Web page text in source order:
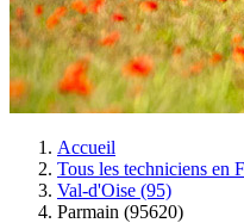
Accueil
Tous les techniciens en
Val-d'Oise (95)
Parmain (95620)